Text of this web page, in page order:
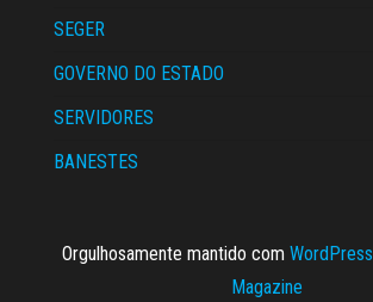
SEGER
GOVERNO DO ESTADO
SERVIDORES
BANESTES
Orgulhosamente mantido com WordPress
Magazine